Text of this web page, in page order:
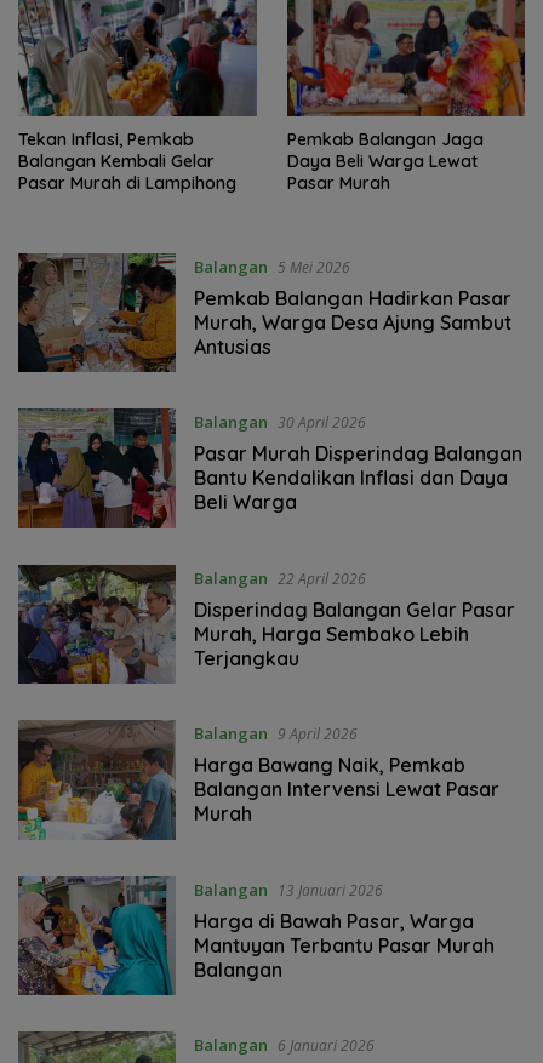
Tekan Inflasi, Pemkab
Balangan Kembali Gelar
Pasar Murah di Lampihong
Pemkab Balangan Jaga
Daya Beli Warga Lewat
Pasar Murah
Balangan 5 Mei 2026
Pemkab Balangan Hadirkan Pasar
Murah, Warga Desa Ajung Sambut
Antusias
Balangan 30 April 2026
Pasar Murah Disperindag Balangan
Bantu Kendalikan Inflasi dan Daya
Beli Warga
Balangan 22 April 2026
Disperindag Balangan Gelar Pasar
Murah, Harga Sembako Lebih
Terjangkau
Balangan 9 April 2026
Harga Bawang Naik, Pemkab
Balangan Intervensi Lewat Pasar
Murah
Balangan 13 Januari 2026
Harga di Bawah Pasar, Warga
Mantuyan Terbantu Pasar Murah
Balangan
Balangan 6 Januari 2026